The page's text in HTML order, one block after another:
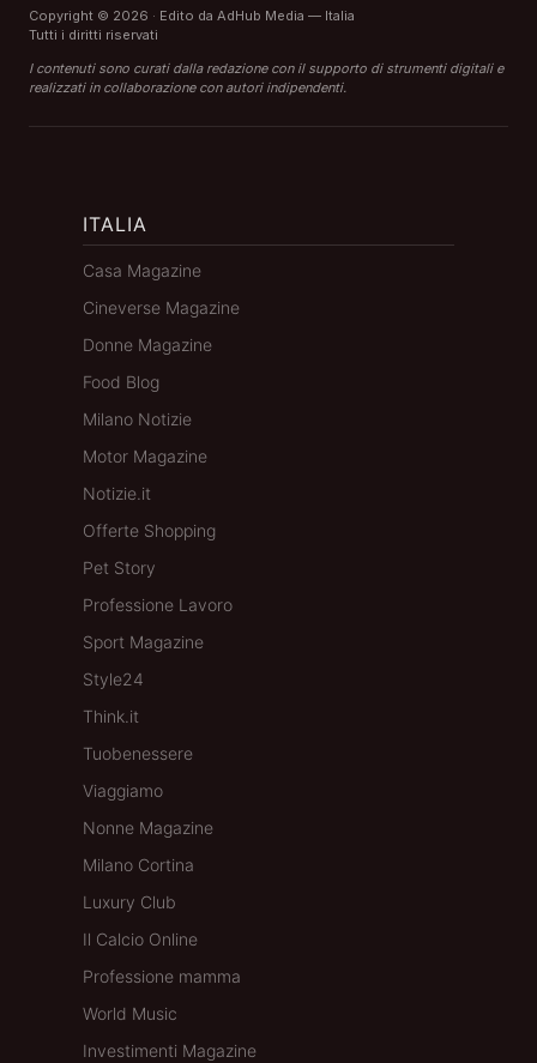
Copyright © 2026 · Edito da AdHub Media — Italia
Tutti i diritti riservati
I contenuti sono curati dalla redazione con il supporto di strumenti digitali e
realizzati in collaborazione con autori indipendenti.
ITALIA
Casa Magazine
Cineverse Magazine
Donne Magazine
Food Blog
Milano Notizie
Motor Magazine
Notizie.it
Offerte Shopping
Pet Story
Professione Lavoro
Sport Magazine
Style24
Think.it
Tuobenessere
Viaggiamo
Nonne Magazine
Milano Cortina
Luxury Club
Il Calcio Online
Professione mamma
World Music
Investimenti Magazine